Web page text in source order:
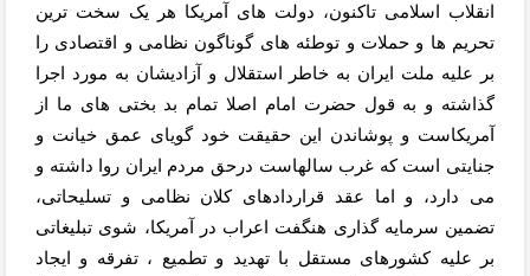
انقلاب اسلامی تاکنون، دولت های آمریکا هر یک سخت ترین
تحریم ها و حملات و توطئه های گوناگون نظامی و اقتصادی را
بر علیه ملت ایران به خاطر استقلال و آزادیشان به مورد اجرا
گذاشته و به قول حضرت امام اصلا تمام بد بختی های ما از
آمریکاست و پوشاندن این حقیقت خود گویای عمق خیانت و
جنایتی است که غرب سالهاست درحق مردم ایران روا داشته و
می دارد، و اما عقد قراردادهای کلان نظامی و تسلیحاتی،
تضمین سرمایه گذاری هنگفت اعراب در آمریکا، شوی تبلیغاتی
بر علیه کشورهای مستقل با تهدید و تطمیع ، تفرقه و ایجاد